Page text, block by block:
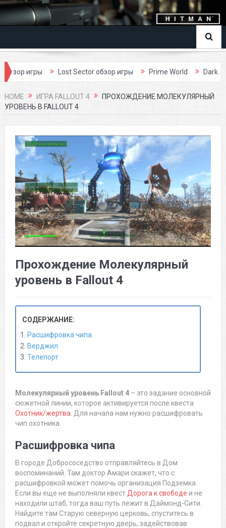
игры Lost Sector обзор игры Prime World Dark Age
HOME ИГРА FALLOUT 4
ПРОХОЖДЕНИЕ МОЛЕКУЛЯРНЫЙ
УРОВЕНЬ В FALLOUT 4
Прохождение Молекулярный
уровень в Fallout 4
СОДЕРЖАНИЕ:
Расшифровка чипа
Верджил
Телепорт
Молекулярный уровень Fallout 4– это задание основной
сюжетной линии, которое активируется после квеста
Охотник/жертва . Для начала нам нужно расшифровать
чип охотника.
Расшифровка чипа
В городе Добрососедство отправляйтесь в Дом
воспоминаний. Там доктор Амари скажет, что с
расшифровкой может помочь организация Подземка.
Если вы еще не выполняли квест Дорога к свободе и не
находили штаб, тогда ваш путь лежит в Даймонд-Сити.
Найдите там Старую северную церковь, спуститесь в
подвал и откройте секретную дверь, задействовав